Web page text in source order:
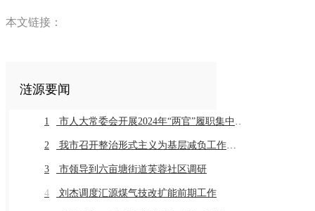
本文链接：
涟源要闻
1 市人大常委会开展2024年“两官”履职集中评议
2 我市召开整治形式主义为基层减负工作推进会暨业务培训会议
3 市领导到六亩塘街道芙蓉社区调研
4 刘杰调度汇源煤气技改扩能前期工作